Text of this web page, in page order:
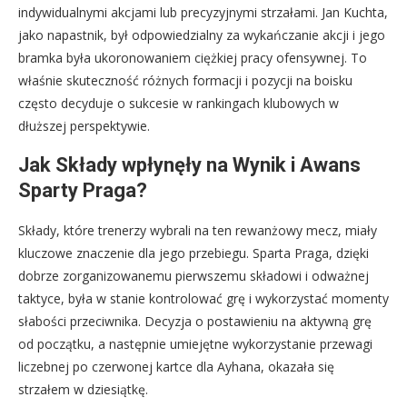
indywidualnymi akcjami lub precyzyjnymi strzałami. Jan Kuchta,
jako napastnik, był odpowiedzialny za wykańczanie akcji i jego
bramka była ukoronowaniem ciężkiej pracy ofensywnej. To
właśnie skuteczność różnych formacji i pozycji na boisku
często decyduje o sukcesie w rankingach klubowych w
dłuższej perspektywie.
Jak Składy wpłynęły na Wynik i Awans
Sparty Praga?
Składy, które trenerzy wybrali na ten rewanżowy mecz, miały
kluczowe znaczenie dla jego przebiegu. Sparta Praga, dzięki
dobrze zorganizowanemu pierwszemu składowi i odważnej
taktyce, była w stanie kontrolować grę i wykorzystać momenty
słabości przeciwnika. Decyzja o postawieniu na aktywną grę
od początku, a następnie umiejętne wykorzystanie przewagi
liczebnej po czerwonej kartce dla Ayhana, okazała się
strzałem w dziesiątkę.